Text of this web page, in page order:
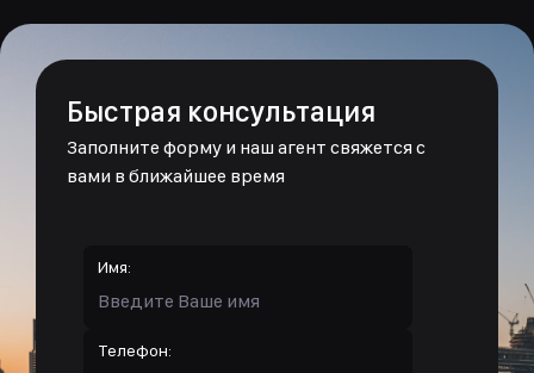
Быстрая консультация
Заполните форму и наш агент свяжется с
вами в ближайшее время
Имя:
Телефон: